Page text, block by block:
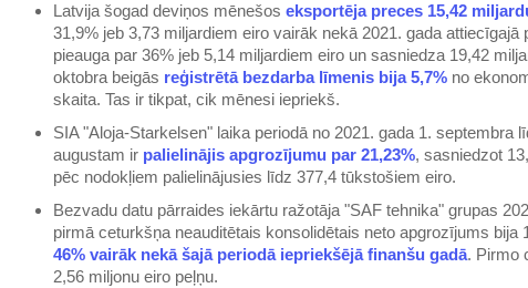
Latvija šogad deviņos mēnešos eksportēja preces 15,42
31,9% jeb 3,73 miljardiem eiro vairāk nekā 2021. gada attiecīgajā
pieauga par 36% jeb 5,14 miljardiem eiro un sasniedza 19,42
oktobra beigās reģistrētā bezdarba līmenis bija 5,7% no
skaita. Tas ir tikpat, cik mēnesi iepriekš.
SIA "Aloja-Starkelsen" laika periodā no 2021. gada 1. septembra
augustam ir palielinājis apgrozījumu par 21,23%, sasniedzot
pēc nodokļiem palielinājusies līdz 377,4 tūkstošiem eiro.
Bezvadu datu pārraides iekārtu ražotāja "SAF tehnika" grupas
pirmā ceturkšņa neauditētais konsolidētais neto apgrozījums bija
46% vairāk nekā šajā periodā iepriekšējā finanšu gadā. Pirmo
2,56 miljonu eiro peļņu.